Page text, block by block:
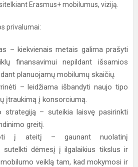
Erasmus+ mobilumus, viziją.
privalumai:
– kiekvienais metais galima prašyti
finansavimui nepildant išsamios
planuojamų mobilumų skaičių.
– leidžiama išbandyti naujo tipo
įtraukimą į konsorciumą.
strategiją – suteikia laisvę pasirinkti
greitį.
į ateitį – gaunant nuolatinį
sutelkti dėmesį į ilgalaikius tikslus ir
veiklą tam, kad mokymosi ir